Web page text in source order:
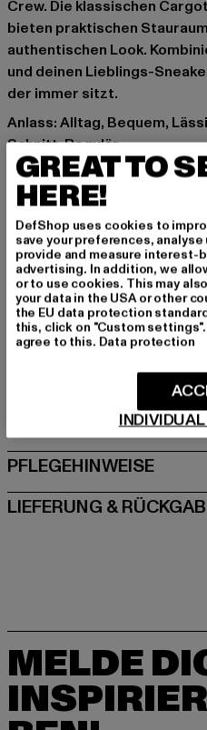
Crew. Die klassischen
bieten praktischen
authentischen Look.
und deinen Lieblings-
der immer sitzt.
Anlass: Alltag, Bequem,
Schnitt: Regulär
Marke: Rocawear
Kat.: Cargo Trousers
Farbe: schwarz
Hersteller Farbe: black
Materialzusammensetzung:
Art.Nr: RWCP008-00007
Hersteller: TB International
Dr.-Robert-Murjahn-Straße
GRÖSSE & PASSFORM
PFLEGEHINWEISE
LIEFERUNG &
MELDE
GREAT TO
HERE!
DefShop uses cookies to
save your preferences,
provide and measure interest-
advertising. In addition, we
or to use cookies. This may
your data in the USA or other
the EU data protection
this, click on "Custom
agree to this. Data protection